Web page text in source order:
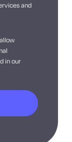
and
in our